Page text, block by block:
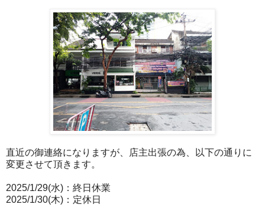
直近の御連絡になりますが、店主出張の為、以下の通りに
変更させて頂きます。
2025/1/29(水)：終日休業
2025/1/30(木)：定休日